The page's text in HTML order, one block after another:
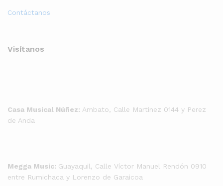
Contáctanos
Visítanos
Casa Musical Núñez: Ambato, Calle Martinez 0144 y Perez
de Anda
Megga Music: Guayaquil, Calle Víctor Manuel Rendón 0910
entre Rumichaca y Lorenzo de Garaicoa